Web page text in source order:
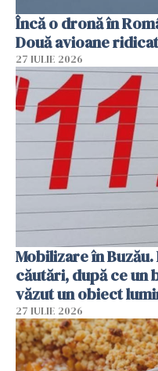
Încă o dronă în
Două avioane
27 IULIE 2026
Mobilizare în
căutări, după ce un
văzut un obiect
27 IULIE 2026